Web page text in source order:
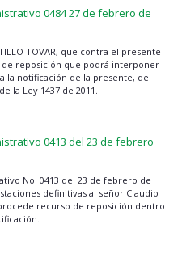
0484 27 de febrero de
TOVAR, que contra el presente
reposición que podrá interponer
la notificación de la presente, de
la Ley 1437 de 2011.
0413 del 23 de febrero
No. 0413 del 23 de febrero de
definitivas al señor Claudio
recurso de reposición dentro